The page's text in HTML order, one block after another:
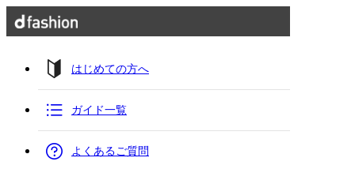
はじめての方へ
ガイド一覧
よくあるご質問